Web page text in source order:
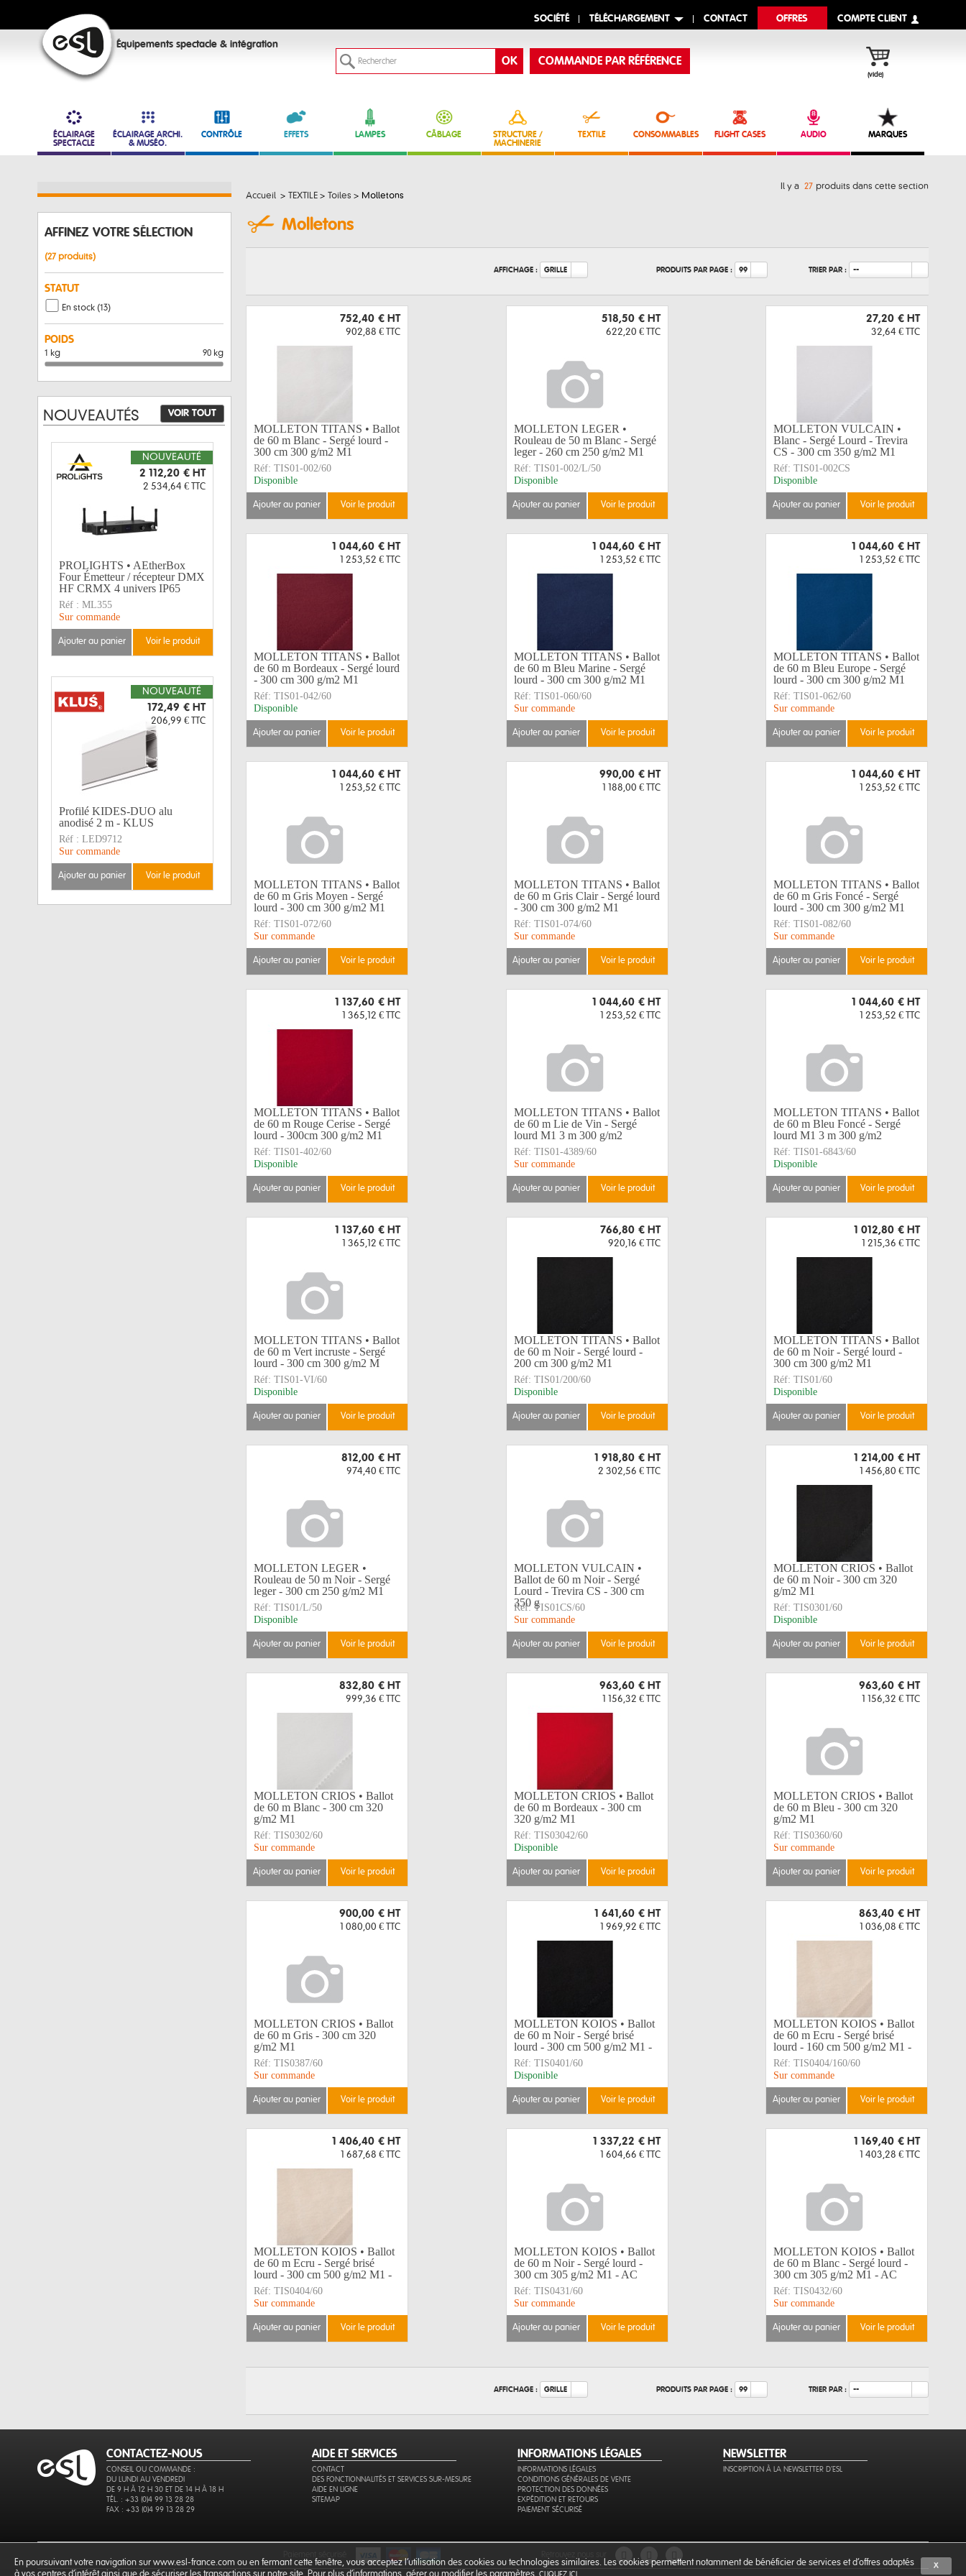
SOCIÉTÉ TÉLÉCHARGEMENT CONTACT OFFRES COMPTE CLIENT
Équipements spectacle & intégration
(vide)
COMMANDE PAR RÉFÉRENCE
ÉCLAIRAGE
SPECTACLE
ÉCLAIRAGE ARCHI.
& MUSÉO.
CONTRÔLE EFFETS LAMPES CÂBLAGE
STRUCTURE /
MACHINERIE
TEXTILE CONSOMMABLES FLIGHT CASES AUDIO MARQUES
Accueil > TEXTILE > Toiles > Molletons
Il y a 27 produits dans cette section
Molletons
AFFICHAGE : GRILLE TRIER PAR : --
PRODUITS PAR PAGE : 99
752,40 € HT
902,88 € TTC
MOLLETON TITANS • Ballot
de 60 m Blanc - Sergé lourd -
300 cm 300 g/m2 M1
Réf: TIS01-002/60
Disponible
ajouter au panier voir le produit
518,50 € HT
622,20 € TTC
MOLLETON LEGER •
Rouleau de 50 m Blanc - Sergé
leger - 260 cm 250 g/m2 M1
Réf: TIS01-002/L/50
Disponible
ajouter au panier voir le produit
27,20 € HT
32,64 € TTC
MOLLETON VULCAIN •
Blanc - Sergé Lourd - Trevira
CS - 300 cm 350 g/m2 M1
Réf: TIS01-002CS
Disponible
ajouter au panier voir le produit
1 044,60 € HT
1 253,52 € TTC
MOLLETON TITANS • Ballot
de 60 m Bordeaux - Sergé lourd
- 300 cm 300 g/m2 M1
Réf: TIS01-042/60
Disponible
ajouter au panier voir le produit
1 044,60 € HT
1 253,52 € TTC
MOLLETON TITANS • Ballot
de 60 m Bleu Marine - Sergé
lourd - 300 cm 300 g/m2 M1
Réf: TIS01-060/60
Sur commande
ajouter au panier voir le produit
1 044,60 € HT
1 253,52 € TTC
MOLLETON TITANS • Ballot
de 60 m Bleu Europe - Sergé
lourd - 300 cm 300 g/m2 M1
Réf: TIS01-062/60
Sur commande
ajouter au panier voir le produit
1 044,60 € HT
1 253,52 € TTC
MOLLETON TITANS • Ballot
de 60 m Gris Moyen - Sergé
lourd - 300 cm 300 g/m2 M1
Réf: TIS01-072/60
Sur commande
ajouter au panier voir le produit
990,00 € HT
1 188,00 € TTC
MOLLETON TITANS • Ballot
de 60 m Gris Clair - Sergé lourd
- 300 cm 300 g/m2 M1
Réf: TIS01-074/60
Sur commande
ajouter au panier voir le produit
1 044,60 € HT
1 253,52 € TTC
MOLLETON TITANS • Ballot
de 60 m Gris Foncé - Sergé
lourd - 300 cm 300 g/m2 M1
Réf: TIS01-082/60
Sur commande
ajouter au panier voir le produit
1 137,60 € HT
1 365,12 € TTC
MOLLETON TITANS • Ballot
de 60 m Rouge Cerise - Sergé
lourd - 300cm 300 g/m2 M1
Réf: TIS01-402/60
Disponible
ajouter au panier voir le produit
1 044,60 € HT
1 253,52 € TTC
MOLLETON TITANS • Ballot
de 60 m Lie de Vin - Sergé
lourd M1 3 m 300 g/m2
Réf: TIS01-4389/60
Sur commande
ajouter au panier voir le produit
1 044,60 € HT
1 253,52 € TTC
MOLLETON TITANS • Ballot
de 60 m Bleu Foncé - Sergé
lourd M1 3 m 300 g/m2
Réf: TIS01-6843/60
Disponible
ajouter au panier voir le produit
1 137,60 € HT
1 365,12 € TTC
MOLLETON TITANS • Ballot
de 60 m Vert incruste - Sergé
lourd - 300 cm 300 g/m2 M
Réf: TIS01-VI/60
Disponible
ajouter au panier voir le produit
766,80 € HT
920,16 € TTC
MOLLETON TITANS • Ballot
de 60 m Noir - Sergé lourd -
200 cm 300 g/m2 M1
Réf: TIS01/200/60
Disponible
ajouter au panier voir le produit
1 012,80 € HT
1 215,36 € TTC
MOLLETON TITANS • Ballot
de 60 m Noir - Sergé lourd -
300 cm 300 g/m2 M1
Réf: TIS01/60
Disponible
ajouter au panier voir le produit
812,00 € HT
974,40 € TTC
MOLLETON LEGER •
Rouleau de 50 m Noir - Sergé
leger - 300 cm 250 g/m2 M1
Réf: TIS01/L/50
Disponible
ajouter au panier voir le produit
1 918,80 € HT
2 302,56 € TTC
MOLLETON VULCAIN •
Ballot de 60 m Noir - Sergé
Lourd - Trevira CS - 300 cm
350 g
Réf: TIS01CS/60
Sur commande
ajouter au panier voir le produit
1 214,00 € HT
1 456,80 € TTC
MOLLETON CRIOS • Ballot
de 60 m Noir - 300 cm 320
g/m2 M1
Réf: TIS0301/60
Disponible
ajouter au panier voir le produit
832,80 € HT
999,36 € TTC
MOLLETON CRIOS • Ballot
de 60 m Blanc - 300 cm 320
g/m2 M1
Réf: TIS0302/60
Sur commande
ajouter au panier voir le produit
963,60 € HT
1 156,32 € TTC
MOLLETON CRIOS • Ballot
de 60 m Bordeaux - 300 cm
320 g/m2 M1
Réf: TIS03042/60
Disponible
ajouter au panier voir le produit
963,60 € HT
1 156,32 € TTC
MOLLETON CRIOS • Ballot
de 60 m Bleu - 300 cm 320
g/m2 M1
Réf: TIS0360/60
Sur commande
ajouter au panier voir le produit
900,00 € HT
1 080,00 € TTC
MOLLETON CRIOS • Ballot
de 60 m Gris - 300 cm 320
g/m2 M1
Réf: TIS0387/60
Sur commande
ajouter au panier voir le produit
1 641,60 € HT
1 969,92 € TTC
MOLLETON KOIOS • Ballot
de 60 m Noir - Sergé brisé
lourd - 300 cm 500 g/m2 M1 -
Réf: TIS0401/60
Disponible
ajouter au panier voir le produit
863,40 € HT
1 036,08 € TTC
MOLLETON KOIOS • Ballot
de 60 m Ecru - Sergé brisé
lourd - 160 cm 500 g/m2 M1 -
Réf: TIS0404/160/60
Sur commande
ajouter au panier voir le produit
1 406,40 € HT
1 687,68 € TTC
MOLLETON KOIOS • Ballot
de 60 m Ecru - Sergé brisé
lourd - 300 cm 500 g/m2 M1 -
Réf: TIS0404/60
Sur commande
ajouter au panier voir le produit
1 337,22 € HT
1 604,66 € TTC
MOLLETON KOIOS • Ballot
de 60 m Noir - Sergé lourd -
300 cm 305 g/m2 M1 - AC
Réf: TIS0431/60
Sur commande
ajouter au panier voir le produit
1 169,40 € HT
1 403,28 € TTC
MOLLETON KOIOS • Ballot
de 60 m Blanc - Sergé lourd -
300 cm 305 g/m2 M1 - AC
Réf: TIS0432/60
Sur commande
ajouter au panier voir le produit
AFFICHAGE : GRILLE TRIER PAR : --
PRODUITS PAR PAGE : 99
AFFINEZ VOTRE SÉLECTION
(27 produits)
STATUT
En stock (13)
POIDS
1 kg 90 kg
NOUVEAUTÉS VOIR TOUT
NOUVEAUTÉ
2 112,20 € HT
2 534,64 € TTC
PROLIGHTS • AEtherBox
Four Émetteur / récepteur DMX
HF CRMX 4 univers IP65
Réf : ML355
Sur commande
ajouter au panier voir le produit
NOUVEAUTÉ
172,49 € HT
206,99 € TTC
Profilé KIDES-DUO alu
anodisé 2 m - KLUS
Réf : LED9712
Sur commande
ajouter au panier voir le produit
CONTACTEZ-NOUS
CONSEIL OU COMMANDE :
DU LUNDI AU VENDREDI
DE 9 H À 12 H 30 ET DE 14 H À 18 H
TÉL. : +33 (0)4 99 13 28 28
FAX : +33 (0)4 99 13 28 29
AIDE ET SERVICES
CONTACT
DES FONCTIONNALITÉS ET SERVICES SUR-MESURE
AIDE EN LIGNE
SITEMAP
INFORMATIONS LÉGALES
INFORMATIONS LÉGALES
CONDITIONS GÉNÉRALES DE VENTE
PROTECTION DES DONNÉES
EXPÉDITION ET RETOURS
PAIEMENT SÉCURISÉ
NEWSLETTER
INSCRIPTION À LA NEWSLETTER D'ESL
X
En poursuivant votre navigation sur www.esl-france.com ou en fermant cette fenêtre, vous acceptez l’utilisation des cookies ou technologies similaires. Les cookies permettent notamment de bénéficier de services et d'offres adaptés
CLIQUEZ ICI